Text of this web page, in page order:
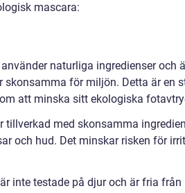
mascara:
naturliga ingredienser och
för miljön. Detta är en
att minska sitt ekologiska
med skonsamma
och hud. Det minskar risken för
inte testade på djur och är fria från